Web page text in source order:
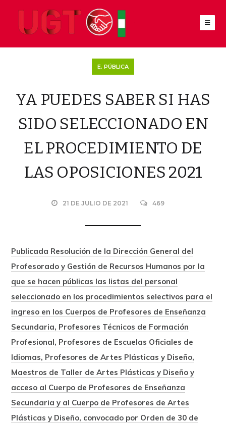
E. PÚBLICA
YA PUEDES SABER SI HAS
SIDO SELECCIONADO EN
EL PROCEDIMIENTO DE
LAS OPOSICIONES 2021
21 DE JULIO DE 2021 469
Publicada Resolución de la Dirección General del
Profesorado y Gestión de Recursos Humanos por la
que se hacen públicas las listas del personal
seleccionado en los procedimientos selectivos para el
ingreso en los Cuerpos de Profesores de Enseñanza
Secundaria, Profesores Técnicos de Formación
Profesional, Profesores de Escuelas Oficiales de
Idiomas, Profesores de Artes Plásticas y Diseño,
Maestros de Taller de Artes Plásticas y Diseño y
acceso al Cuerpo de Profesores de Enseñanza
Secundaria y al Cuerpo de Profesores de Artes
Plásticas y Diseño, convocado por Orden de 30 de